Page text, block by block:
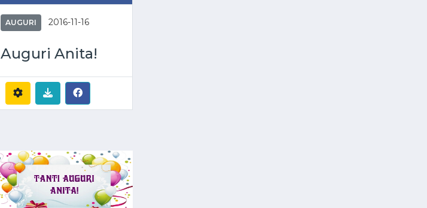
AUGURI 2016-11-16
Auguri Anita!